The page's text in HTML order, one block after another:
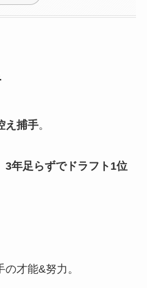
え捕手。
3年足らずでドラフト1位
才能&努力。